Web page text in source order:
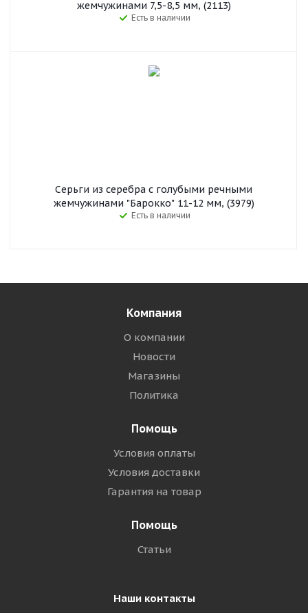
жемчужинами 7,5-8,5 мм, (2113)
Есть в наличии
Серьги из серебра с голубыми речными
жемчужинами "Барокко" 11-12 мм, (3979)
Есть в наличии
Компания
О компании
Новости
Магазины
Политика
Помощь
Условия оплаты
Условия доставки
Гарантия на товар
Помощь
Статьи
Наши контакты